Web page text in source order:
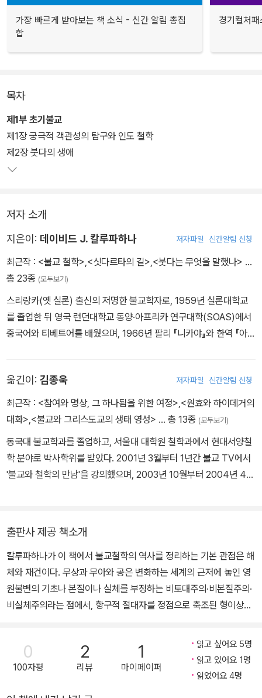
가장 빠르게 받아보는 책 소식 - 신간 알림 총집
합
경기컬처
목차
제1부 초기불교
제1장 궁극적 객관성의 탐구와 인도 철학
제2장 붓다의 생애
저자 소개
지은이: 데이비드 J. 칼루파하나 저자파일 신간알림 신청
최근작 : <불교 철학>,<싯다르타의 길>,<붓다는 무엇을 말했나> …
총 23종 (모두보기)
스리랑카(옛 실론) 출신의 저명한 불교학자로, 1959년 실론대학교
를 졸업한 뒤 영국 런던대학교 동양·아프리카 연구대학(SOAS)에서
중국어와 티베트어를 배웠으며, 1966년 팔리 『니카야』와 한역 『아함
에서 철학과 학과장 및 대학원 주임 교수를 역임했다. 또한 그는 불교
와 평화에 관한 종교 간 국제회의를 주관하는 등 활발한 학술 교류를
펼쳤다. 칼루파하나는 분석철학자 비트겐슈타인의 제자인 자야틸레
졌으며, 역사적 맥락에 초점을 맞춰 불교의 철학적 문헌을 검토하여
초기 경전에 가장 부합하는 해석을 제시하려 노력했다. 그는 소승불
교의 신도들과 학자들에게 후대의 대승 경전의 가치를 좀 더 이해하
hilosophy of the Middle Way』, 『불교 철학사A History of Bud
타의 길The Way of Siddhartha』 등이 있다.
옮긴이: 김종욱 저자파일 신간알림 신청
최근작 : <참여와 명상, 그 하나됨을 위한 여정>,<원효와 하이데거의
대화>,<불교와 그리스도교의 생태 영성> … 총 13종 (모두보기)
동국대 불교학과를 졸업하고, 서울대 대학원 철학과에서 현대서양철
학 분야로 박사학위를 받았다. 2001년 3월부터 1년간 불교 TV에서
'불교와 철학의 만남'을 강의했으며, 2003년 10월부터 2004년 4월
학 그리고 불교>, <불교생태철학>등이 있다.
출판사 제공 책소개
칼루파하나가 이 책에서 불교철학의 역사를 정리하는 기본 관점은 해
체와 재건이다. 무상과 무아와 공은 변화하는 세계의 근저에 놓인 영
원불변의 기초나 본질이나 실체를 부정하는 비토대주의·비본질주의·
비실체주의라는 점에서, 항구적 절대자를 정점으로 축조된 형이상학
든 구조물이 철거된 황량한 허무의 공터가 종착점은 아니다. 고정 불
변의 일방적 시각을 떠난 중도의 입장에서, 상호간의 맥락에 따라 모
든 구성요소들의 관계성을 복원하는 연기가 새로운 재건의 과정으로
0
100자평
2
리뷰
1
마이페이퍼
읽고 싶어요 5명
읽고 있어요 1명
읽었어요 4명